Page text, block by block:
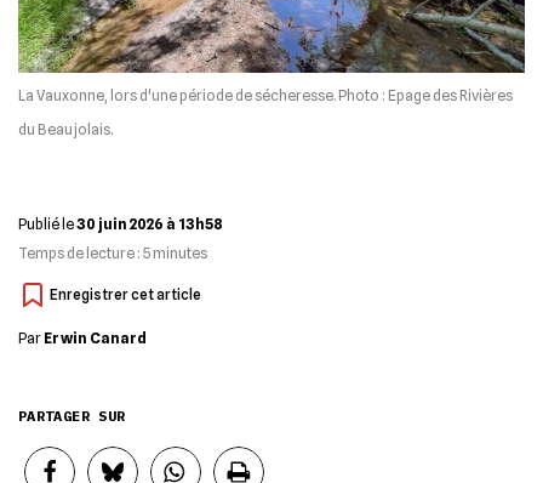
La Vauxonne, lors d'une période de sécheresse. Photo : Epage des Rivières
du Beaujolais.
Publié le30 juin 2026 à 13h58
Temps de lecture : 5 minutes
Par Erwin Canard
PARTAGER SUR